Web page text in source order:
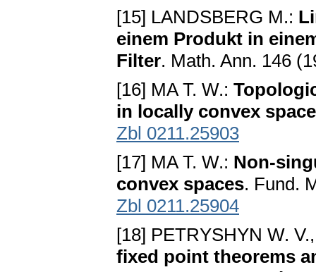
[15] LANDSBERG M.:
einem Produkt in
Filter. Math. Ann. 146
[16] MA T. W.:
in locally convex
Zbl 0211.25903
[17] MA T. W.: Non-
convex spaces. Fund.
Zbl 0211.25904
[18] PETRYSHYN W.
fixed point theorems